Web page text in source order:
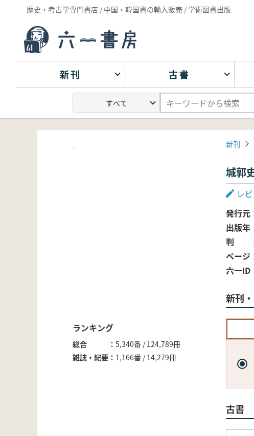
歴史・考古学専門書店 / 中国・韓国書の輸入販売 / 学術図書出版
新刊 古書
ランキング
総合
5,340番 / 124,789冊
雑誌・紀要
1,166番 / 14,279冊
新刊
城郭
レ
発行元
出版年
判
ページ
六一ID
新刊
古書